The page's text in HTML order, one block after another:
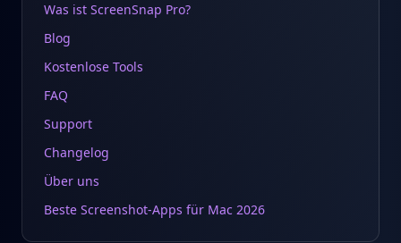
Was ist ScreenSnap Pro?
Blog
Kostenlose Tools
FAQ
Support
Changelog
Über uns
Beste Screenshot-Apps für Mac 2026